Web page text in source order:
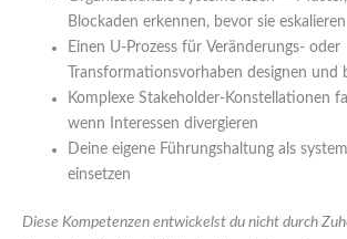
Blockaden erkennen, bevor sie eskalieren
Einen U-Prozess für Veränderungs- oder
Transformationsvorhaben designen und
Komplexe Stakeholder-Konstellationen
wenn Interessen divergieren
Deine eigene Führungshaltung als
einsetzen
Diese Kompetenzen entwickelst du nicht durch